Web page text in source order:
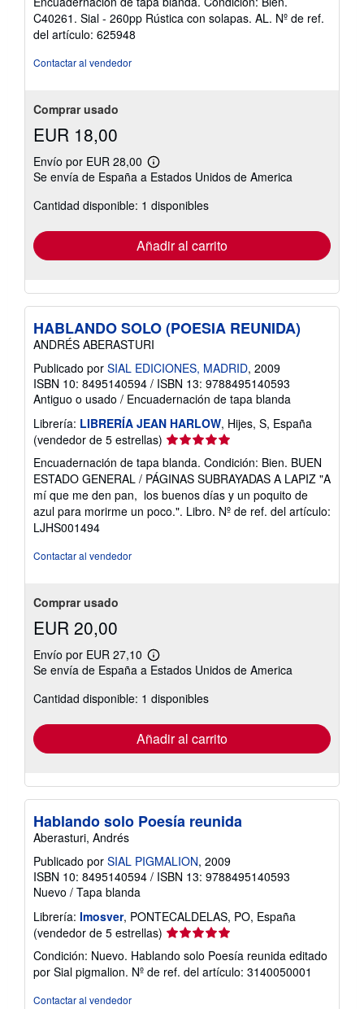
vendedor:
5
C40261. Sial - 260pp Rústica con solapas. AL. Nº de ref.
del artículo: 625948
Contactar al vendedor
Comprar usado
EUR 18,00
Envío por EUR 28,00
Más
información
las
tarifas
envío
Se envía de España a Estados Unidos de America
Cantidad disponible: 1 disponibles
Añadir al carrito
HABLANDO SOLO (POESIA REUNIDA)
ANDRÉS ABERASTURI
Publicado por SIAL EDICIONES, MADRID, 2009
ISBN 10: 8495140594 / ISBN 13: 9788495140593
Antiguo o usado / Encuadernación de tapa blanda
Librería: LIBRERÍA JEAN HARLOW, Hijes, S, España
(vendedor de 5 estrellas) Calificación
del
vendedor:
5
de
5
Encuadernación de tapa blanda. Condición: Bien. BUEN
ESTADO GENERAL / PÁGINAS SUBRAYADAS A LAPIZ "A
mí que me den pan, los buenos días y un poquito de
azul para morirme un poco.". Libro. Nº de ref. del artículo:
LJHS001494
Contactar al vendedor
Comprar usado
EUR 20,00
Envío por EUR 27,10
Más
información
las
tarifas
envío
Se envía de España a Estados Unidos de America
Cantidad disponible: 1 disponibles
Añadir al carrito
Hablando solo Poesía reunida
Aberasturi, Andrés
Publicado por SIAL PIGMALION, 2009
ISBN 10: 8495140594 / ISBN 13: 9788495140593
Nuevo / Tapa blanda
Librería: Imosver, PONTECALDELAS, PO, España
(vendedor de 5 estrellas) Calificación
del
vendedor:
5
Condición: Nuevo. Hablando solo Poesía reunida editado
por Sial pigmalion. Nº de ref. del artículo: 3140050001
Contactar al vendedor